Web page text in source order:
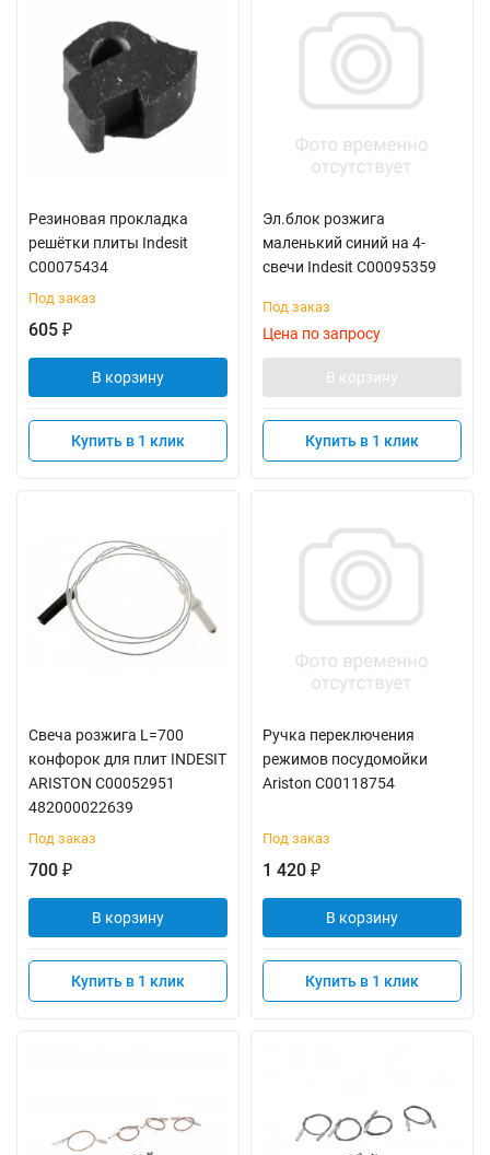
Резиновая прокладка
решётки плиты Indesit
C00075434
Под заказ
605 ₽
В корзину
Купить в 1 клик
Эл.блок розжига
маленький синий на 4-
свечи Indesit C00095359
Под заказ
Цена по запросу
В корзину
Купить в 1 клик
Свеча розжига L=700
конфорок для плит INDESIT
ARISTON C00052951
482000022639
Под заказ
700 ₽
В корзину
Купить в 1 клик
Ручка переключения
режимов посудомойки
Ariston C00118754
Под заказ
1 420 ₽
В корзину
Купить в 1 клик